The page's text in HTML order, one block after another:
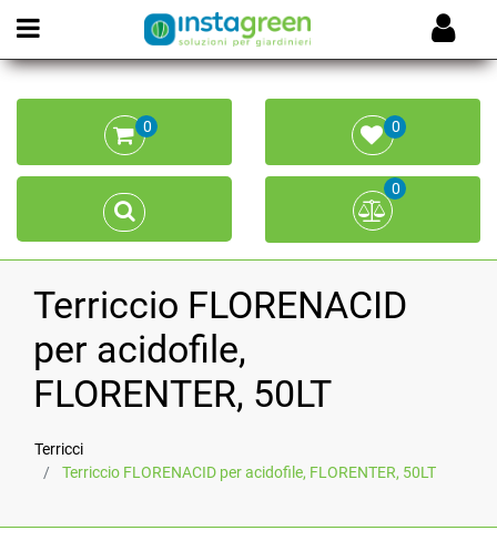
Open menu
0 0
0
Terriccio FLORENACID
per acidofile,
FLORENTER, 50LT
Terricci
Terriccio FLORENACID per acidofile, FLORENTER, 50LT